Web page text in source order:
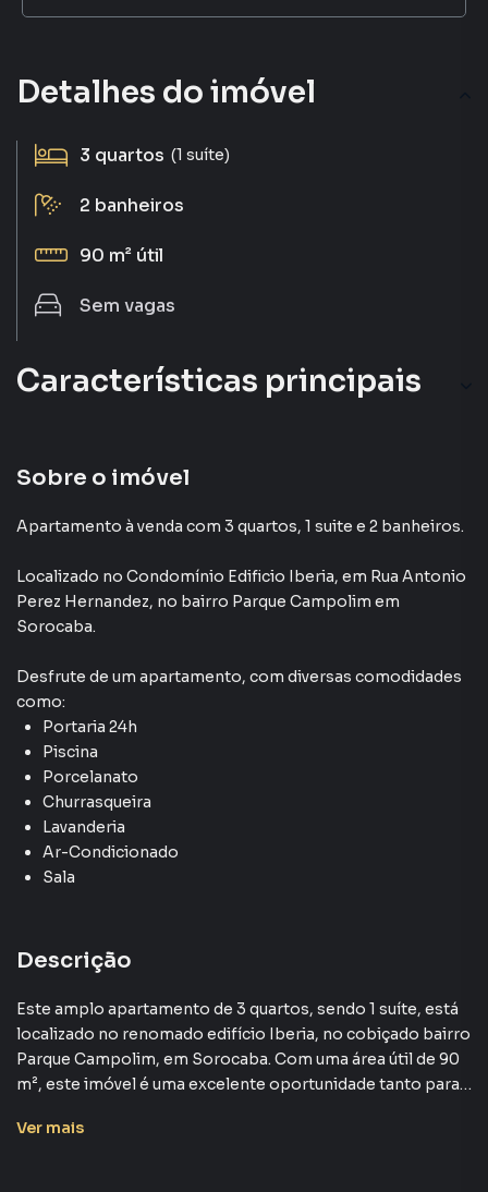
Detalhes do imóvel
3 quartos (1 suíte)
2 banheiros
90 m² útil
Sem vagas
Características principais
Ar-Condicionado
Gourmet
Portaria 24h
Piscina
Sobre o imóvel
Apartamento à venda com 3 quartos, 1 suite e 2 banheiros.
Localizado no Condomínio Edificio Iberia, em Rua Antonio
Perez Hernandez, no bairro Parque Campolim em
Sorocaba.
Desfrute de um apartamento, com diversas comodidades
como:
Portaria 24h
Piscina
Porcelanato
Churrasqueira
Lavanderia
Ar-Condicionado
Sala
Descrição
Este amplo apartamento de 3 quartos, sendo 1 suíte, está
localizado no renomado edifício Iberia, no cobiçado bairro
Parque Campolim, em Sorocaba. Com uma área útil de 90
m², este imóvel é uma excelente oportunidade tanto para
investidores interessados em um ótimo imóvel para
Ver mais